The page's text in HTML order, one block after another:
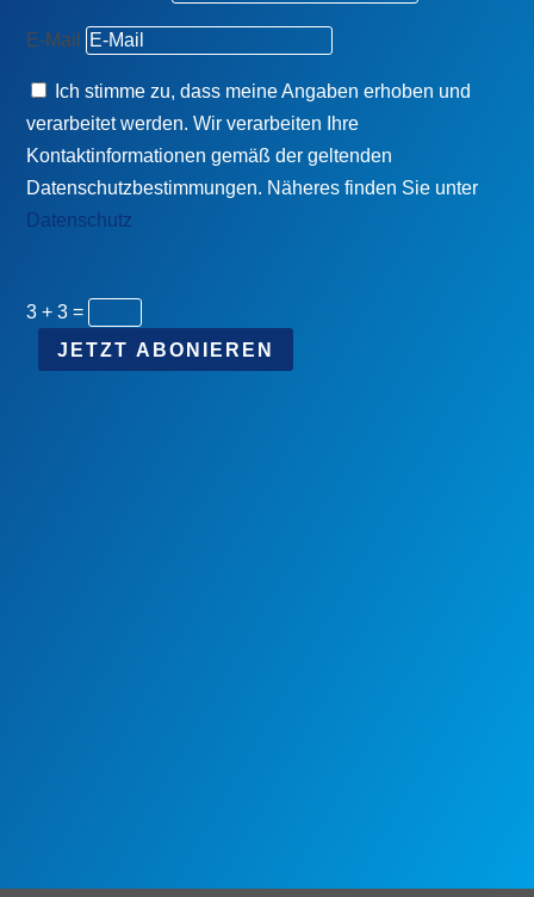
E-Mail
Ich stimme zu, dass meine Angaben erhoben und
verarbeitet werden. Wir verarbeiten Ihre
Kontaktinformationen gemäß der geltenden
Datenschutzbestimmungen. Näheres finden Sie unter
Datenschutz
3 + 3 =
JETZT ABONIEREN